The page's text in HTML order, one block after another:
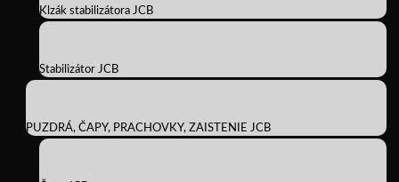
Klzák stabilizátora JCB
Stabilizátor JCB
PUZDRÁ, ČAPY, PRACHOVKY, ZAISTENIE JCB